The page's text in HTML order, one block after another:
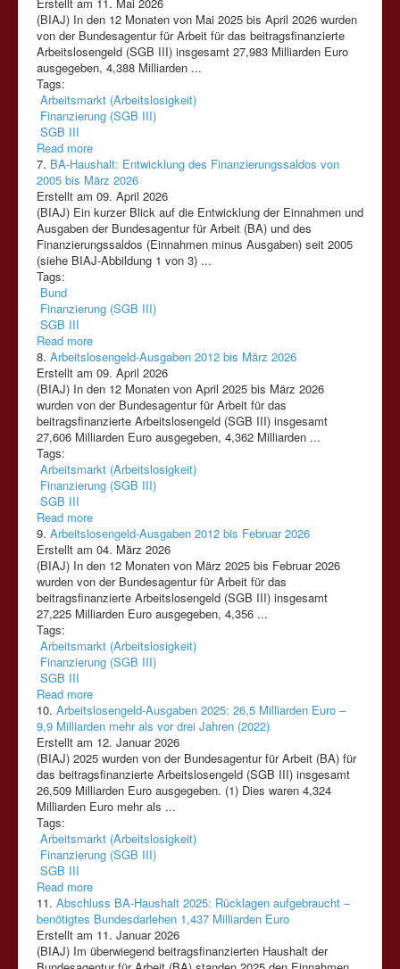
(BIAJ) In den 12 Monaten von Mai 2025 bis April 2026 wurden
von der Bundesagentur für Arbeit für das beitragsfinanzierte
Arbeitslosengeld (SGB III) insgesamt 27,983 Milliarden Euro
ausgegeben, 4,388 Milliarden ...
Tags:
Arbeitsmarkt (Arbeitslosigkeit)
Finanzierung (SGB III)
SGB III
Read more
7. BA-Haushalt: Entwicklung des Finanzierungssaldos von
2005 bis März 2026
Erstellt am 09. April 2026
(BIAJ) Ein kurzer Blick auf die Entwicklung der Einnahmen und
Ausgaben der Bundesagentur für Arbeit (BA) und des
Finanzierungssaldos (Einnahmen minus Ausgaben) seit 2005
(siehe BIAJ-Abbildung 1 von 3) ...
Tags:
Bund
Finanzierung (SGB III)
SGB III
Read more
8. Arbeitslosengeld-Ausgaben 2012 bis März 2026
Erstellt am 09. April 2026
(BIAJ) In den 12 Monaten von April 2025 bis März 2026
wurden von der Bundesagentur für Arbeit für das
beitragsfinanzierte Arbeitslosengeld (SGB III) insgesamt
27,606 Milliarden Euro ausgegeben, 4,362 Milliarden ...
Tags:
Arbeitsmarkt (Arbeitslosigkeit)
Finanzierung (SGB III)
SGB III
Read more
9. Arbeitslosengeld-Ausgaben 2012 bis Februar 2026
Erstellt am 04. März 2026
(BIAJ) In den 12 Monaten von März 2025 bis Februar 2026
wurden von der Bundesagentur für Arbeit für das
beitragsfinanzierte Arbeitslosengeld (SGB III) insgesamt
27,225 Milliarden Euro ausgegeben, 4,356 ...
Tags:
Arbeitsmarkt (Arbeitslosigkeit)
Finanzierung (SGB III)
SGB III
Read more
10. Arbeitslosengeld-Ausgaben 2025: 26,5 Milliarden Euro –
9,9 Milliarden mehr als vor drei Jahren (2022)
Erstellt am 12. Januar 2026
(BIAJ) 2025 wurden von der Bundesagentur für Arbeit (BA) für
das beitragsfinanzierte Arbeitslosengeld (SGB III) insgesamt
26,509 Milliarden Euro ausgegeben. (1) Dies waren 4,324
Milliarden Euro mehr als ...
Tags:
Arbeitsmarkt (Arbeitslosigkeit)
Finanzierung (SGB III)
SGB III
Read more
11. Abschluss BA-Haushalt 2025: Rücklagen aufgebraucht –
benötigtes Bundesdarlehen 1,437 Milliarden Euro
Erstellt am 11. Januar 2026
(BIAJ) Im überwiegend beitragsfinanzierten Haushalt der